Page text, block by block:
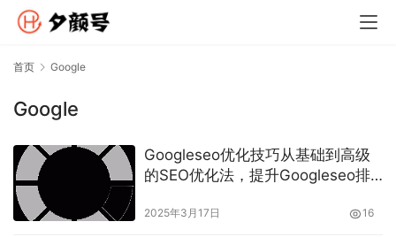
首页 Google
Google
Googleseo优化技巧从基础到高级
的SEO优化法，提升Googleseo排
2025年3月17日 16